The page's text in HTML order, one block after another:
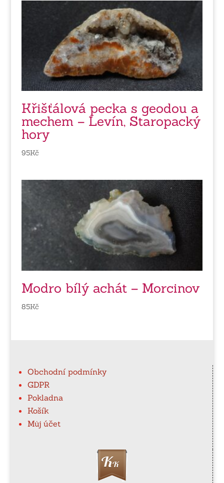
Křišťálová pecka s geodou a
mechem – Levín, Staropacký
hory
95Kč
Modro bílý achát – Morcinov
85Kč
Obchodní podmínky
GDPR
Pokladna
Košík
Můj účet